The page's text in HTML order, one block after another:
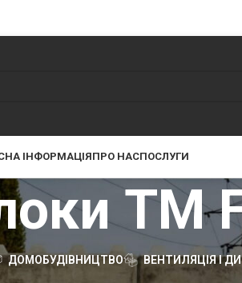
ІНФОРМАЦІЯПРО НАСПОСЛУГИ
TM
ДОМОБУДІВНИЦТВО ВЕНТИЛЯЦІЯ І